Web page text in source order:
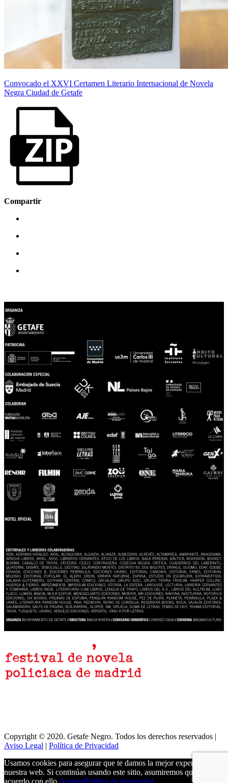
Convocado el XXVI Certamen Literario Internacional de Novela
Negra Ciudad de Getafe
Compartir
Copyright © 2020. Getafe Negro. Todos los derechos reservados |
Aviso Legal | Política de Privacidad
Usamos cookies para asegurar que te damos la mejor experiencia en
nuestra web. Si continúas usando este sitio, asumiremos que estás de
acuerdo con ello. AceptarPolítica de privacidad